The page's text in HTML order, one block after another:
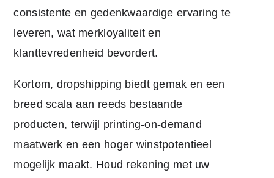
consistente en gedenkwaardige ervaring te
leveren, wat merkloyaliteit en
klanttevredenheid bevordert.
Kortom, dropshipping biedt gemak en een
breed scala aan reeds bestaande
producten, terwijl printing-on-demand
maatwerk en een hoger winstpotentieel
mogelijk maakt. Houd rekening met uw